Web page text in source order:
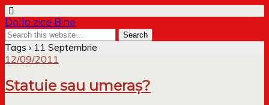
Dollo zice Bine
Tags › 11 Septembrie
12/09/2011
Statuie sau umeraș?